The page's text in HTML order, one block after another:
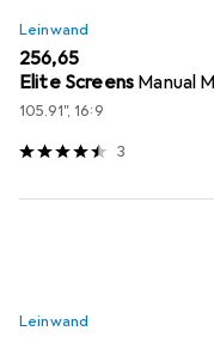
Leinwand
EUR
256,65
Elite Screens Manual
105.91", 16:9
3
Leinwand